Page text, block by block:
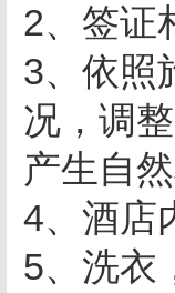
2、签证
3、依照
况，调
产生自
4、酒店
5、洗衣